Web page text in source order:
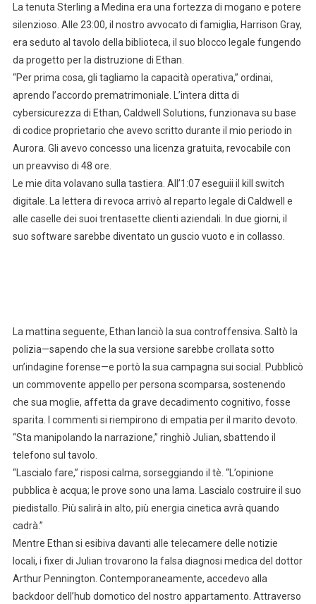
La tenuta Sterling a Medina era una fortezza di mogano e potere
silenzioso. Alle 23:00, il nostro avvocato di famiglia, Harrison Gray,
era seduto al tavolo della biblioteca, il suo blocco legale fungendo
da progetto per la distruzione di Ethan.
“Per prima cosa, gli tagliamo la capacità operativa,” ordinai,
aprendo l’accordo prematrimoniale. L’intera ditta di
cybersicurezza di Ethan, Caldwell Solutions, funzionava su base
di codice proprietario che avevo scritto durante il mio periodo in
Aurora. Gli avevo concesso una licenza gratuita, revocabile con
un preavviso di 48 ore.
Le mie dita volavano sulla tastiera. All’1:07 eseguii il kill switch
digitale. La lettera di revoca arrivò al reparto legale di Caldwell e
alle caselle dei suoi trentasette clienti aziendali. In due giorni, il
suo software sarebbe diventato un guscio vuoto e in collasso.
La mattina seguente, Ethan lanciò la sua controffensiva. Saltò la
polizia—sapendo che la sua versione sarebbe crollata sotto
un’indagine forense—e portò la sua campagna sui social. Pubblicò
un commovente appello per persona scomparsa, sostenendo
che sua moglie, affetta da grave decadimento cognitivo, fosse
sparita. I commenti si riempirono di empatia per il marito devoto.
“Sta manipolando la narrazione,” ringhiò Julian, sbattendo il
telefono sul tavolo.
“Lascialo fare,” risposi calma, sorseggiando il tè. “L’opinione
pubblica è acqua; le prove sono una lama. Lascialo costruire il suo
piedistallo. Più salirà in alto, più energia cinetica avrà quando
cadrà.”
Mentre Ethan si esibiva davanti alle telecamere delle notizie
locali, i fixer di Julian trovarono la falsa diagnosi medica del dottor
Arthur Pennington. Contemporaneamente, accedevo alla
backdoor dell’hub domotico del nostro appartamento. Attraverso